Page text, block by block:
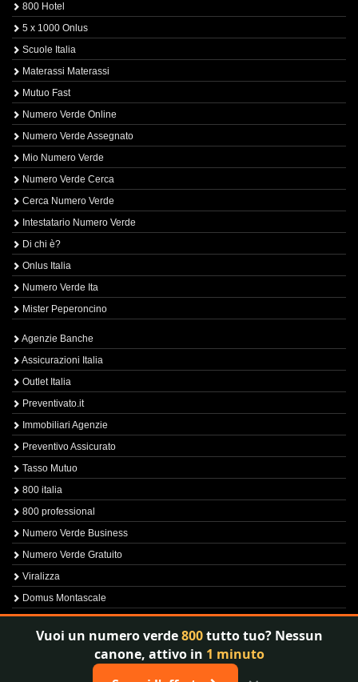
800 Hotel
5 x 1000 Onlus
Scuole Italia
Materassi Materassi
Mutuo Fast
Numero Verde Online
Numero Verde Assegnato
Mio Numero Verde
Numero Verde Cerca
Cerca Numero Verde
Intestatario Numero Verde
Di chi è?
Onlus Italia
Numero Verde Ita
Mister Peperoncino
Agenzie Banche
Assicurazioni Italia
Outlet Italia
Preventivato.it
Immobiliari Agenzie
Preventivo Assicurato
Tasso Mutuo
800 italia
800 professional
Numero Verde Business
Numero Verde Gratuito
Viralizza
Domus Montascale
Sprint800
Verfica Numero Verde
Vuoi un numero verde800tutto tuo? Nessun
canone, attivo in 1 minuto